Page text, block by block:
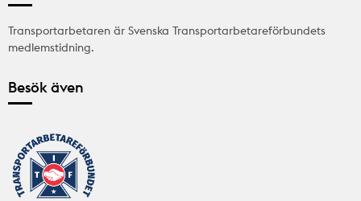
Transportarbetaren är Svenska Transportarbetareförbundets
medlemstidning.
Besök även